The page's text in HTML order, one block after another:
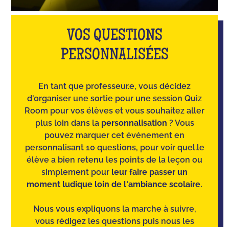
VOS QUESTIONS
PERSONNALISÉES
En tant que professeur.e, vous décidez
d'organiser une sortie pour une session Quiz
Room pour vos élèves et vous souhaitez aller
plus loin dans la personnalisation ? Vous
pouvez marquer cet événement en
personnalisant 10 questions, pour voir quel.le
élève a bien retenu les points de la leçon ou
simplement pour leur faire passer un
moment ludique loin de l'ambiance scolaire.
Nous vous expliquons la marche à suivre,
vous rédigez les questions puis nous les